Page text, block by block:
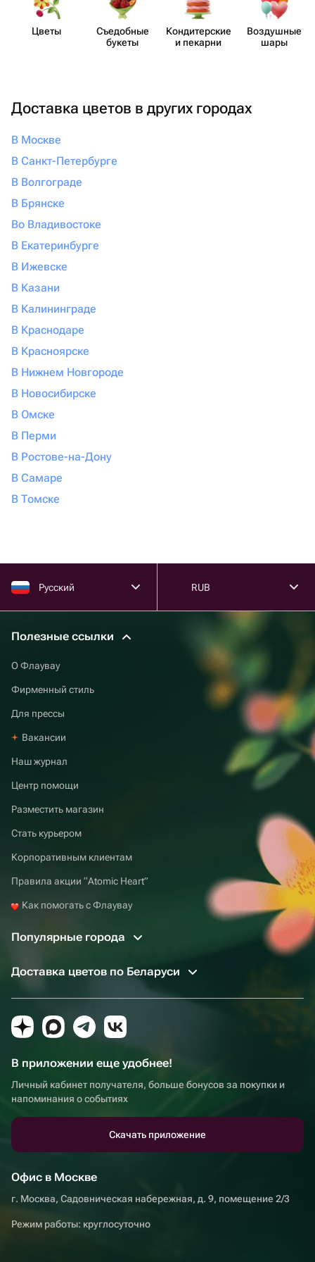
Цветы
Съедобные
букеты
Кондит​ерские
и пекарни
Воздушные
шары
Доставка цветов в других городах
В Москве
В Санкт-Петербурге
В Волгограде
В Брянске
Во Владивостоке
В Екатеринбурге
В Ижевске
В Казани
В Калининграде
В Краснодаре
В Красноярске
В Нижнем Новгороде
В Новосибирске
В Омске
В Перми
В Ростове-на-Дону
В Самаре
В Томске
Русский RUB
Полезные ссылки
О Флаувау
Фирменный стиль
Для прессы
Вакансии
Наш журнал
Центр помощи
Разместить магазин
Стать курьером
Корпоративным клиентам
Правила акции “Atomic Heart”
Как помогать с Флаувау
Популярные города
Доставка цветов по Беларуси
В приложении еще удобнее!
Личный кабинет получателя, больше бонусов за покупки и
напоминания о событиях
Скачать приложение
Офис в Москве
г. Москва, Садовническая набережная, д. 9, помещение 2/3
Режим работы: круглосуточно